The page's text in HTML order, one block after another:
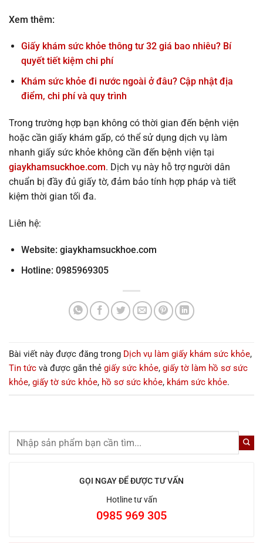
GỌI NGAY ĐỂ ĐƯỢC TƯ VẤN
Hotline tư vấn
0985 969 305
Xem thêm:
Giấy khám sức khỏe thông tư 32 giá bao nhiêu? Bí
quyết tiết kiệm chi phí
Khám sức khỏe đi nước ngoài ở đâu? Cập nhật địa
điểm, chi phí và quy trình
Trong trường hợp bạn không có thời gian đến bệnh viện
hoặc cần giấy khám gấp, có thể sử dụng dịch vụ làm
nhanh giấy sức khỏe không cần đến bệnh viện tại
giaykhamsuckhoe.com. Dịch vụ này hỗ trợ người dân
chuẩn bị đầy đủ giấy tờ, đảm bảo tính hợp pháp và tiết
kiệm thời gian tối đa.
Liên hệ:
Website: giaykhamsuckhoe.com
Hotline: 0985969305
Bài viết này được đăng trong Dịch vụ làm giấy khám sức khỏe,
Tin tức và được gắn thẻ giấy sức khỏe, giấy tờ làm hồ sơ sức
khỏe, giấy tờ sức khỏe, hồ sơ sức khỏe, khám sức khỏe.